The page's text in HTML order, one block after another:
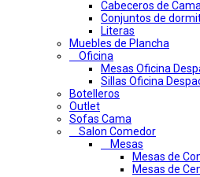
Cabeceros de
Conjuntos de
Literas
Muebles de Plancha
Oficina
Mesas Oficina
Sillas Oficina
Botelleros
Outlet
Sofas Cama
Salon Comedor
Mesas
Mesas de
Mesas de